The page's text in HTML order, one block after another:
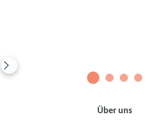
2 3 4
Über uns